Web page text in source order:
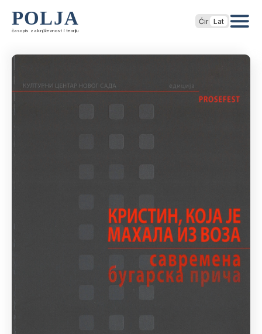
POLJA
časopis za književnost i teoriju
Ćir Lat